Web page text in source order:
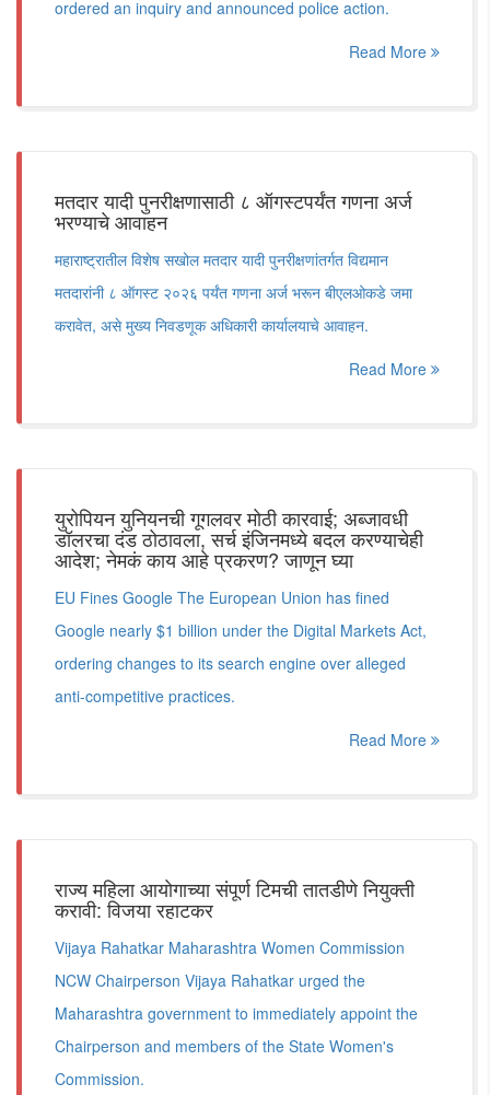
ordered an inquiry and announced police action.
Read More
मतदार यादी पुनरीक्षणासाठी ८ ऑगस्टपर्यंत गणना अर्ज
भरण्याचे आवाहन
महाराष्ट्रातील विशेष सखोल मतदार यादी पुनरीक्षणांतर्गत विद्यमान
मतदारांनी ८ ऑगस्ट २०२६ पर्यंत गणना अर्ज भरून बीएलओकडे जमा
करावेत, असे मुख्य निवडणूक अधिकारी कार्यालयाचे आवाहन.
Read More
युरोपियन युनियनची गूगलवर मोठी कारवाई; अब्जावधी
डॉलरचा दंड ठोठावला, सर्च इंजिनमध्ये बदल करण्याचेही
आदेश; नेमकं काय आहे प्रकरण? जाणून घ्या
EU Fines Google The European Union has fined
Google nearly $1 billion under the Digital Markets Act,
ordering changes to its search engine over alleged
anti-competitive practices.
Read More
राज्य महिला आयोगाच्या संपूर्ण टिमची तातडीणे नियुक्ती
करावी: विजया रहाटकर
Vijaya Rahatkar Maharashtra Women Commission
NCW Chairperson Vijaya Rahatkar urged the
Maharashtra government to immediately appoint the
Chairperson and members of the State Women's
Commission.